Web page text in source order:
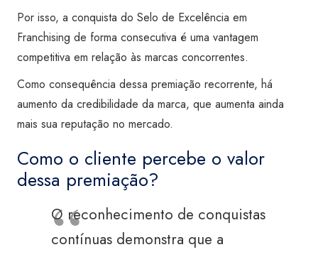
Por isso, a conquista do Selo de Excelência em
Franchising de forma consecutiva é uma vantagem
competitiva em relação às marcas concorrentes.
Como consequência dessa premiação recorrente, há
aumento da credibilidade da marca, que aumenta ainda
mais sua reputação no mercado.
Como o cliente percebe o valor
dessa premiação?
O reconhecimento de conquistas
contínuas demonstra que a